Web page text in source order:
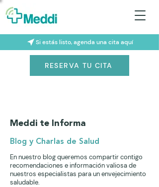
Si estás listo, agenda una cita aquí
RESERVA TU CITA
Meddi te Informa
Blog y Charlas de Salud
En nuestro blog queremos compartir contigo
recomendaciones e información valiosa de
nuestros especialistas para un envejecimiento
saludable.